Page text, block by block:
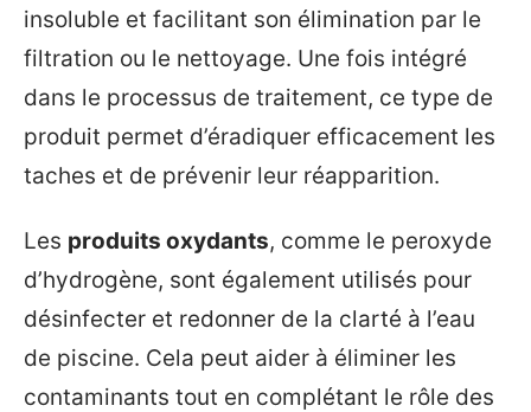
insoluble et facilitant son élimination par le
filtration ou le nettoyage. Une fois intégré
dans le processus de traitement, ce type de
produit permet d’éradiquer efficacement les
taches et de prévenir leur réapparition.
Les produits oxydants, comme le peroxyde
d’hydrogène, sont également utilisés pour
désinfecter et redonner de la clarté à l’eau
de piscine. Cela peut aider à éliminer les
contaminants tout en complétant le rôle des